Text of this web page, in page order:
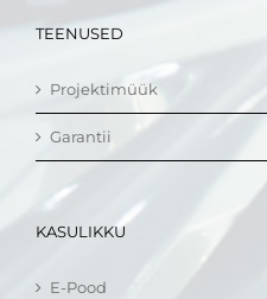
TEENUSED
Projektimüük
Garantii
KASULIKKU
E-Pood